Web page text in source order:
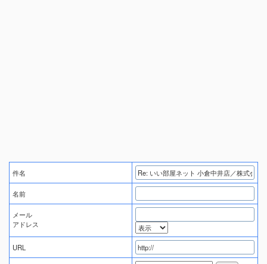
件名
名前
メール
アドレス
URL